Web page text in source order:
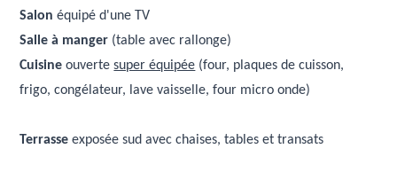
Salon équipé d'une TV
Salle à manger (table avec rallonge)
Cuisine ouvertesuper équipée (four, plaques de cuisson,
frigo, congélateur, lave vaisselle, four micro onde)
Terrasse exposée sud avec chaises, tables et transats